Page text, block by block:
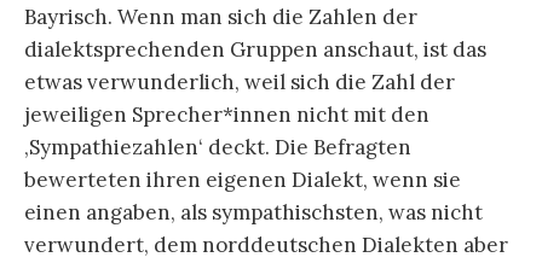
Bayrisch. Wenn man sich die Zahlen der
dialektsprechenden Gruppen anschaut, ist das
etwas verwunderlich, weil sich die Zahl der
jeweiligen Sprecher*innen nicht mit den
‚Sympathiezahlen‘ deckt. Die Befragten
bewerteten ihren eigenen Dialekt, wenn sie
einen angaben, als sympathischsten, was nicht
verwundert, dem norddeutschen Dialekten aber